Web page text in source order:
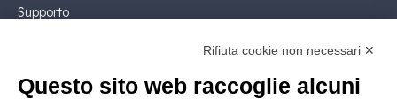
Supporto
Segui Nios4
Rifiuta cookie non necessari ✕
Questo sito web raccoglie alcuni